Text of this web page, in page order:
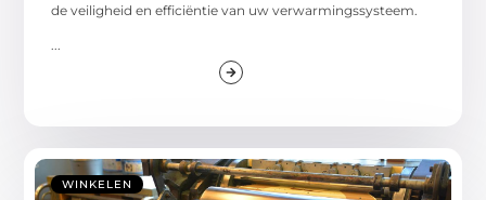
de veiligheid en efficiëntie van uw verwarmingssysteem.
WINKELEN